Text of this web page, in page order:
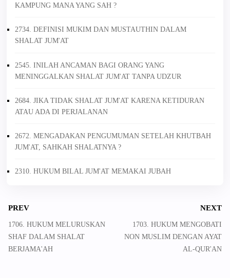
KAMPUNG MANA YANG SAH ?
2734. DEFINISI MUKIM DAN MUSTAUTHIN DALAM
SHALAT JUM'AT
2545. INILAH ANCAMAN BAGI ORANG YANG
MENINGGALKAN SHALAT JUM'AT TANPA UDZUR
2684. JIKA TIDAK SHALAT JUM'AT KARENA KETIDURAN
ATAU ADA DI PERJALANAN
2672. MENGADAKAN PENGUMUMAN SETELAH KHUTBAH
JUM'AT, SAHKAH SHALATNYA ?
2310. HUKUM BILAL JUM'AT MEMAKAI JUBAH
PREV
1706. HUKUM MELURUSKAN
SHAF DALAM SHALAT
BERJAMA'AH
NEXT
1703. HUKUM MENGOBATI
NON MUSLIM DENGAN AYAT
AL-QUR'AN